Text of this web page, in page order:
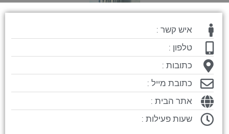
איש קשר :
טלפון :
כתובות :
כתובת מייל :
אתר הבית :
שעות פעילות :